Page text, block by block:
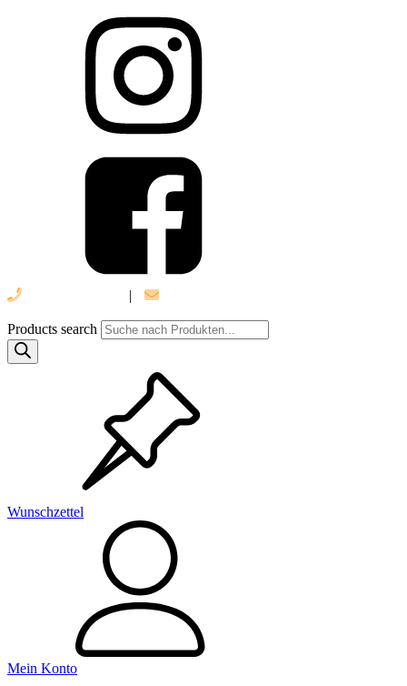
|
Products search
Wunschzettel
Mein Konto